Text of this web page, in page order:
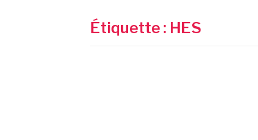
Étiquette : HES